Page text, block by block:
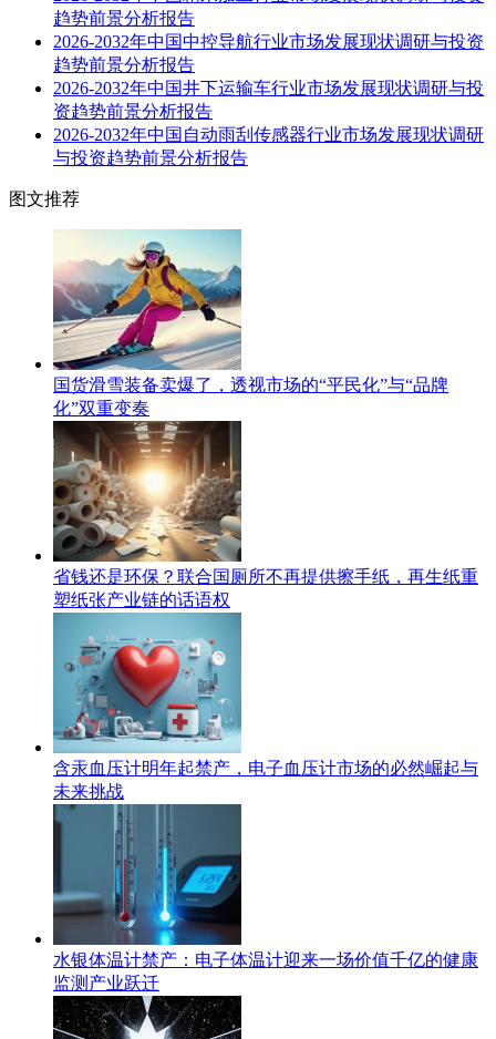
趋势前景分析报告
2026-2032年中国中控导航行业市场发展现状调研与投资
趋势前景分析报告
2026-2032年中国井下运输车行业市场发展现状调研与投
资趋势前景分析报告
2026-2032年中国自动雨刮传感器行业市场发展现状调研
与投资趋势前景分析报告
图文推荐
国货滑雪装备卖爆了，透视市场的“平民化”与“品牌
化”双重变奏
省钱还是环保？联合国厕所不再提供擦手纸，再生纸重
塑纸张产业链的话语权
含汞血压计明年起禁产，电子血压计市场的必然崛起与
未来挑战
水银体温计禁产：电子体温计迎来一场价值千亿的健康
监测产业跃迁